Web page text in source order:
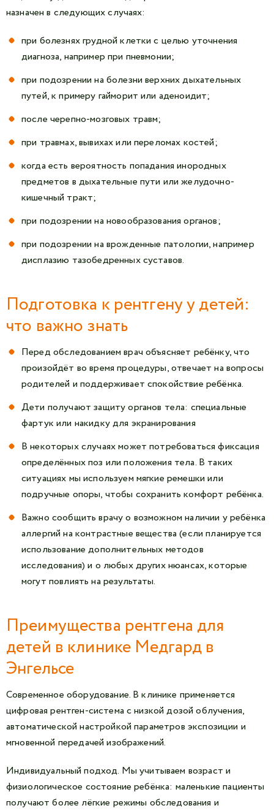
назначен в следующих случаях:
при болезнях грудной клетки с целью уточнения
диагноза, например при пневмонии;
при подозрении на болезни верхних дыхательных
путей, к примеру гайморит или аденоидит;
после черепно-мозговых травм;
при травмах, вывихах или переломах костей;
когда есть вероятность попадания инородных
предметов в дыхательные пути или желудочно-
кишечный тракт;
при подозрении на новообразования органов;
при подозрении на врожденные патологии, например
дисплазию тазобедренных суставов.
Подготовка к рентгену у детей:
что важно знать
Перед обследованием врач объясняет ребёнку, что
произойдёт во время процедуры, отвечает на вопросы
родителей и поддерживает спокойствие ребёнка.
Дети получают защиту органов тела: специальные
фартук или накидку для экранирования
В некоторых случаях может потребоваться фиксация
определённых поз или положения тела. В таких
ситуациях мы используем мягкие ремешки или
подручные опоры, чтобы сохранить комфорт ребёнка.
Важно сообщить врачу о возможном наличии у ребёнка
аллергий на контрастные вещества (если планируется
использование дополнительных методов
исследования) и о любых других нюансах, которые
могут повлиять на результаты.
Преимущества рентгена для
детей в клинике Медгард в
Энгельсе
Современное оборудование. В клинике применяется
цифровая рентген-система с низкой дозой облучения,
автоматической настройкой параметров экспозиции и
мгновенной передачей изображений.
Индивидуальный подход. Мы учитываем возраст и
физиологическое состояние ребёнка: маленькие пациенты
получают более лёгкие режимы обследования и